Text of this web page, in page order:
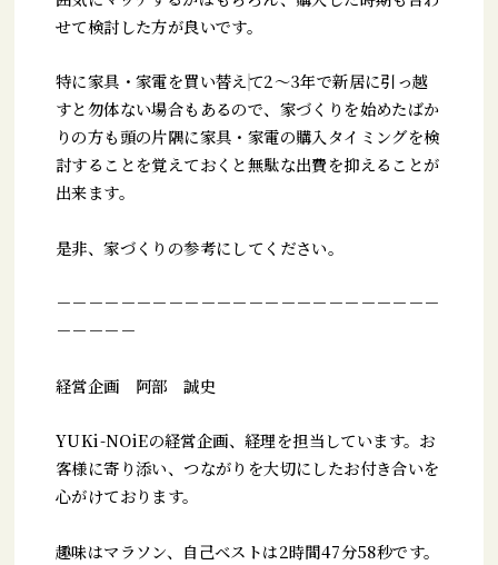
せて検討した方が良いです。
特に家具・家電を買い替えて2～3年で新居に引っ越
すと勿体ない場合もあるので、家づくりを始めたばか
りの方も頭の片隅に家具・家電の購入タイミングを検
討することを覚えておくと無駄な出費を抑えることが
出来ます。
是非、家づくりの参考にしてください。
－－－－－－－－－－－－－－－－－－－－－－－－
－－－－－
経営企画 阿部 誠史
YUKi-NOiEの経営企画、経理を担当しています。お
客様に寄り添い、つながりを大切にしたお付き合いを
心がけております。
趣味はマラソン、自己ベストは2時間47分58秒です。